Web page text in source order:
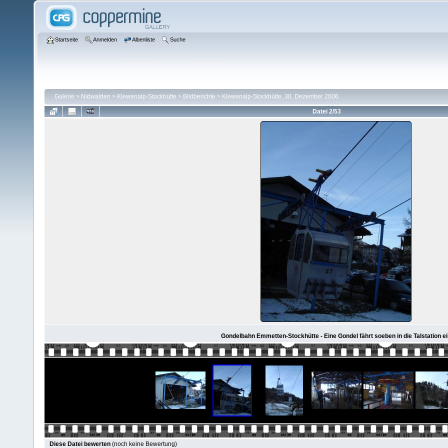
Startseite Anmelden Albenliste Suche
Galerie > Nidwalden > Klewenalp-Stockhütte > Bildberichte > Klewenalp-Stockhütte, 30. Dezember 2006
Datei 2/53
Gondelbahn Emmetten-Stockhütte - Eine Gondel fährt soeben in die Talstation
Diese Datei bewerten(noch keine Bewertung)